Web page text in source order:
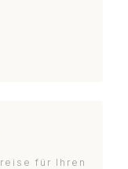
für Ihren